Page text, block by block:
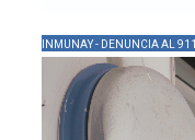
INMUNAY - DENUNCIA AL